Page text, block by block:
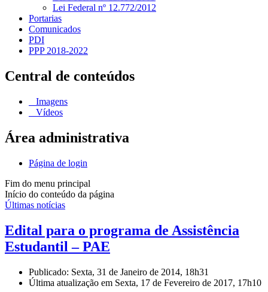
Lei Federal nº 12.772/2012
Portarias
Comunicados
PDI
PPP 2018-2022
Central de conteúdos
Imagens
Vídeos
Área administrativa
Página de login
Fim do menu principal
Início do conteúdo da página
Últimas notícias
Edital para o programa de Assistência
Estudantil – PAE
Publicado: Sexta, 31 de Janeiro de 2014, 18h31
Última atualização em Sexta, 17 de Fevereiro de 2017, 17h10